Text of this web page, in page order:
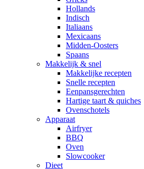
Hollands
Indisch
Italiaans
Mexicaans
Midden-Oosters
Spaans
Makkelijk & snel
Makkelijke recepten
Snelle recepten
Eenpansgerechten
Hartige taart & quiches
Ovenschotels
Apparaat
Airfryer
BBQ
Oven
Slowcooker
Dieet